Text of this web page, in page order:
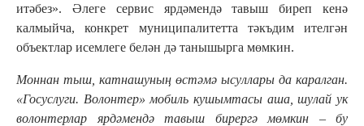
итәбез». Әлеге сервис ярдәмендә тавыш биреп кенә
калмыйча, конкрет муниципалитетта тәкъдим ителгән
объектлар исемлеге белән дә танышырга мөмкин.
Моннан тыш, катнашуның өстәмә ысуллары да каралган.
«Госуслуги. Волонтер» мобиль кушымтасы аша, шулай ук
волонтерлар ярдәмендә тавыш бирергә мөмкин – бу